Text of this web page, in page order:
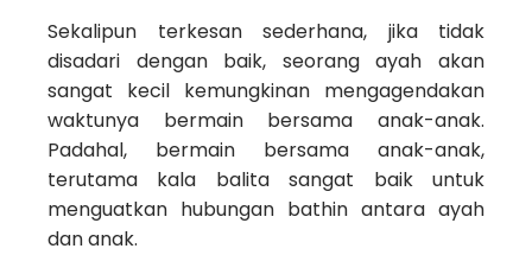
Sekalipun terkesan sederhana, jika tidak
disadari dengan baik, seorang ayah akan
sangat kecil kemungkinan mengagendakan
waktunya bermain bersama anak-anak.
Padahal, bermain bersama anak-anak,
terutama kala balita sangat baik untuk
menguatkan hubungan bathin antara ayah
dan anak.